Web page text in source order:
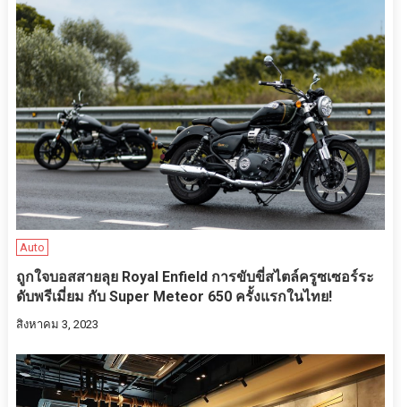
Auto
ถูกใจบอสสายลุย Royal Enfield การขับขี่สไตล์ครูซเซอร์ระ
ดับพรีเมี่ยม กับ Super Meteor 650 ครั้งแรกในไทย!
สิงหาคม 3, 2023